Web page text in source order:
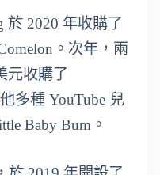
於 2020 年收購了
。次年，兩
元收購了
多種 YouTube 兒
Baby Bum。